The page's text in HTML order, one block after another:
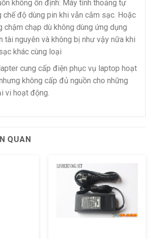
không ổn định: Máy tỉnh thoảng tự
chế độ dùng pin khi vẫn cắm sạc. Hoặc
chậm chạp dù không dùng ứng dụng
tài nguyên và không bị như vậy nữa khi
khác cùng loại
cung cấp điện phục vụ laptop hoạt
không cấp đủ nguồn cho những
vi hoạt động.
QUAN